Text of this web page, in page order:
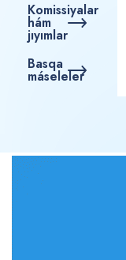
Komissiyalar
hám
jıyımlar
Basqa
máseleler